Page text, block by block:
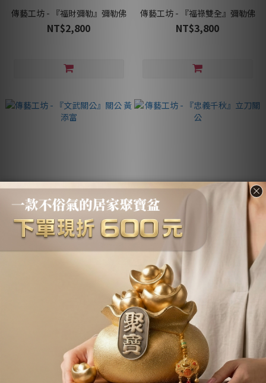
傳藝工坊 - 『福財彌勒』彌勒佛
NT$2,800
傳藝工坊 - 『福祿雙全』彌勒佛
NT$3,800
傳藝工坊 - 『文武關公』關公
黃添富
傳藝工坊 - 『忠義千秋』立刀關
公
NT$2,280
NT$2,580